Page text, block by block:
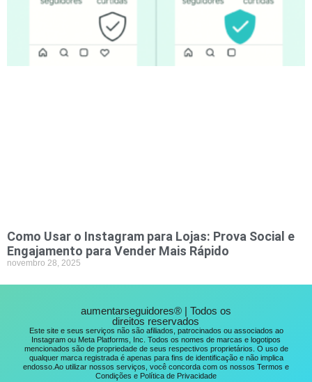
Como Usar o Instagram para Lojas: Prova Social e
Engajamento para Vender Mais Rápido
novembro 28, 2025
aumentarseguidores® | Todos os
direitos reservados
Este site e seus serviços não são afiliados, patrocinados ou associados ao
Instagram ou Meta Platforms, Inc. Todos os nomes de marcas e logotipos
mencionados são de propriedade de seus respectivos proprietários. O uso de
qualquer marca registrada é apenas para fins de identificação e não implica
endosso.Ao utilizar nossos serviços, você concorda com os nossos Termos e
Condições e Política de Privacidade